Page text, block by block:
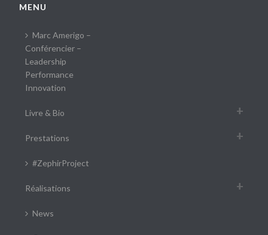
MENU
Marc Amerigo –
Conférencier –
Leadership
Performance
Innovation
Livre & Bio
Prestations
#ZephirProject
Réalisations
News